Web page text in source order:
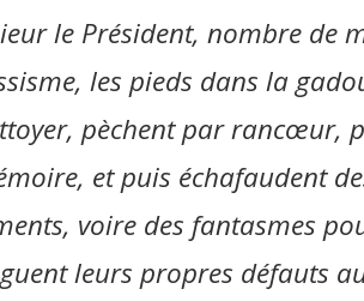
le Président, nombre de
les pieds dans la
pèchent par rancœur,
et puis échafaudent
voire des fantasmes
leurs propres défauts